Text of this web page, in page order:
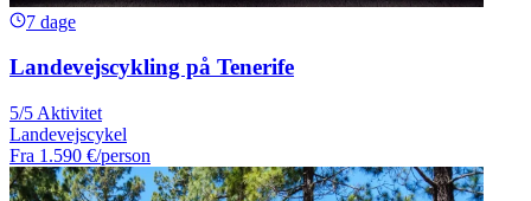
7 dage
Landevejscykling på Tenerife
5/5 Aktivitet
Landevejscykel
Fra 1.590 €/person